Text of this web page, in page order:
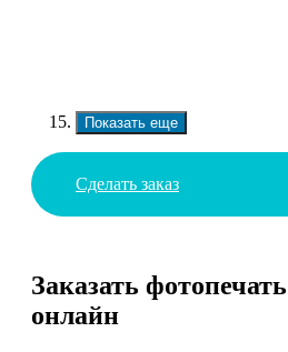
Показать еще
Сделать заказ
Заказать
онлайн